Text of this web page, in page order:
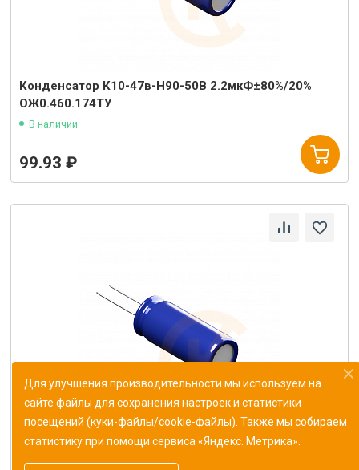
Конденсатор К10-47в-Н90-50В 2.2мкФ±80%/20%
ОЖ0.460.174ТУ
В наличии
99.93 ₽
Конденсатор К10-43в-МП0 187 пФ±1%
ОЖ0.460.165ТУ (Монолит)
Для улучшения производительности мы используем на
сайте файлы для сохранения настроек и статистики
посещений (куки-файлы/cookie-файлы). Также мы собираем
статистику при помощи сервиса «Яндекс. Метрика».